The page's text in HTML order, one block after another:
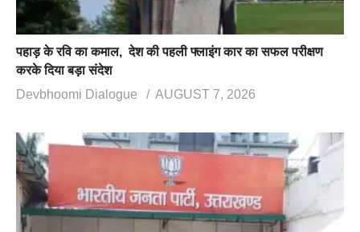
पहाड़ के रवि का कमाल, देश की पहली फ्लाइंग कार का सफल परीक्षण
करके दिया बड़ा संदेश
Devbhoomi Dialogue
AUGUST 7, 2026